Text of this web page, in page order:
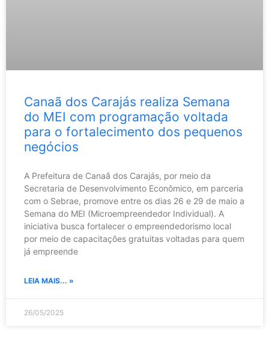
Canaã dos Carajás realiza Semana
do MEI com programação voltada
para o fortalecimento dos pequenos
negócios
A Prefeitura de Canaã dos Carajás, por meio da
Secretaria de Desenvolvimento Econômico, em parceria
com o Sebrae, promove entre os dias 26 e 29 de maio a
Semana do MEI (Microempreendedor Individual). A
iniciativa busca fortalecer o empreendedorismo local
por meio de capacitações gratuitas voltadas para quem
já empreende
LEIA MAIS... »
26/05/2025